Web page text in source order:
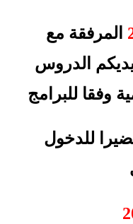
المرفقة مع
الدروس
وفقا للبرامج
للدخول